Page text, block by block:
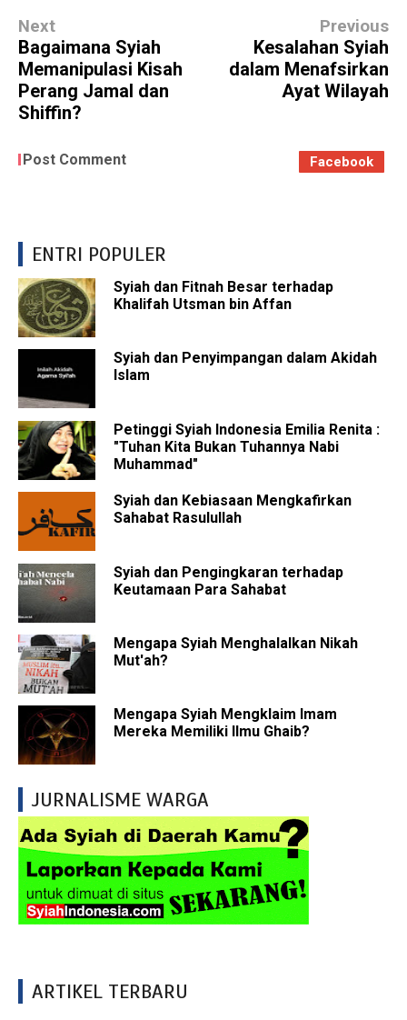
Next
Bagaimana Syiah
Memanipulasi Kisah
Perang Jamal dan
Shiffin?
Previous
Kesalahan Syiah
dalam Menafsirkan
Ayat Wilayah
Post Comment Facebook
ENTRI POPULER
Syiah dan Fitnah Besar terhadap
Khalifah Utsman bin Affan
Syiah dan Penyimpangan dalam Akidah
Islam
Petinggi Syiah Indonesia Emilia Renita :
"Tuhan Kita Bukan Tuhannya Nabi
Muhammad"
Syiah dan Kebiasaan Mengkafirkan
Sahabat Rasulullah
Syiah dan Pengingkaran terhadap
Keutamaan Para Sahabat
Mengapa Syiah Menghalalkan Nikah
Mut'ah?
Mengapa Syiah Mengklaim Imam
Mereka Memiliki Ilmu Ghaib?
JURNALISME WARGA
ARTIKEL TERBARU